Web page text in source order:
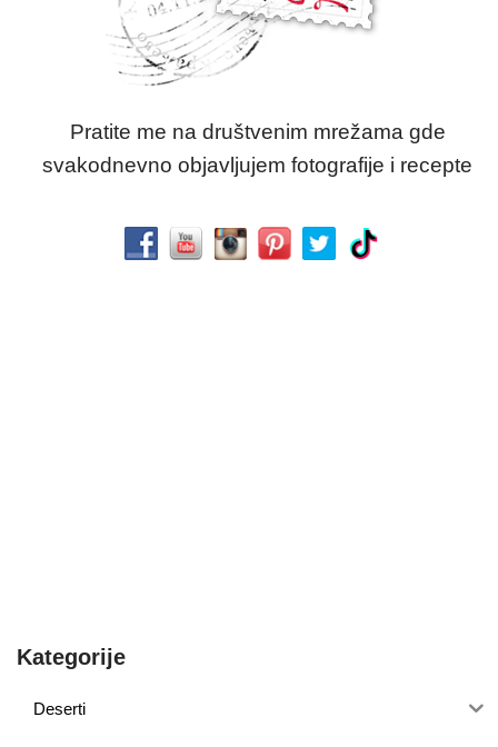
Pratite me na društvenim mrežama gde
svakodnevno objavljujem fotografije i recepte
Kategorije
Deserti